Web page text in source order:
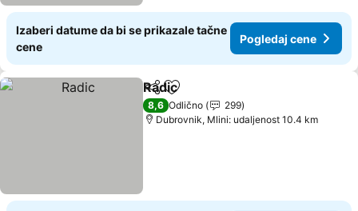
Izaberi datume da bi se prikazale tačne
cene
Pogledaj cene
Deli Dodati u favorite
Radic
8,6 Odlično
299
Dubrovnik, Mlini: udaljenost 10.4 km